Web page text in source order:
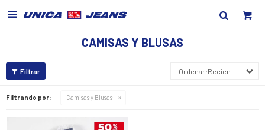

CAMISAS Y BLUSAS
Recientes
Filtrando por: Camisas y Blusas